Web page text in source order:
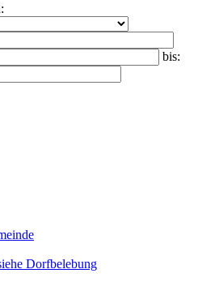
bis:
Dorfbelebung